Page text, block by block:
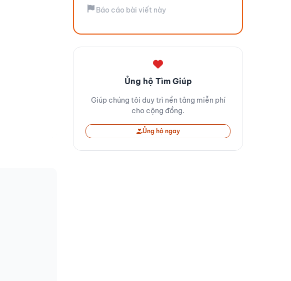
Báo cáo bài viết này
Ủng hộ Tìm Giúp
Giúp chúng tôi duy trì nền tảng miễn phí
cho cộng đồng.
Ủng hộ ngay